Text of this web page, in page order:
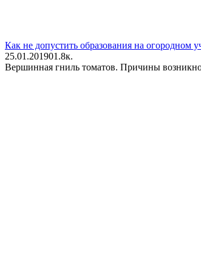
Как не допустить образования на огородном
25.01.201901.8к.
Вершинная гниль томатов. Причины